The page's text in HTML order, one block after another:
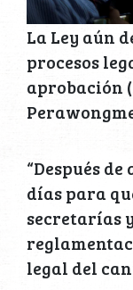
La Ley aún
procesos
aprobación
“Después
días para
secretarías
legal del